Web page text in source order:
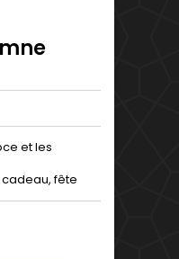
et les
cadeau, fête